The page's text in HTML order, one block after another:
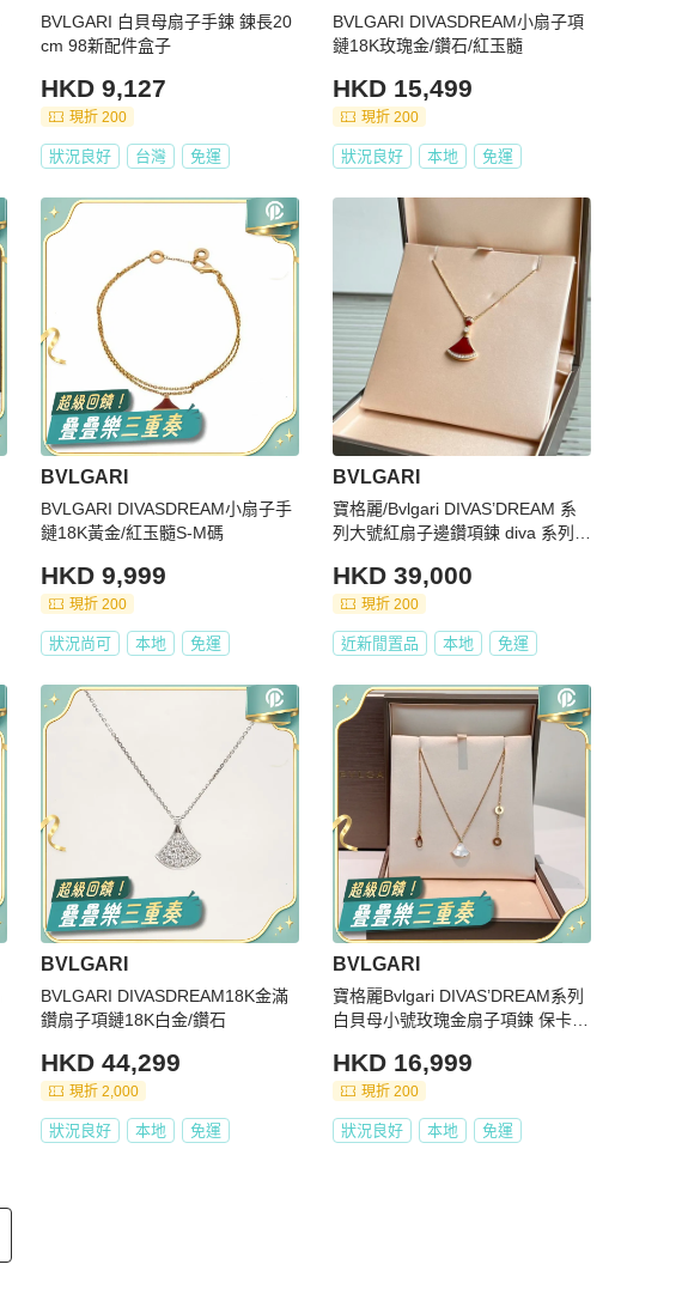
BVLGARI 白貝母扇子手鍊 鍊長20
cm 98新配件盒子
HKD 9,127
現折 200
狀況良好 台灣 免運
BVLGARI DIVASDREAM小扇子項
鏈18K玫瑰金/鑽石/紅玉髓
HKD 15,499
現折 200
狀況良好 本地 免運
BVLGARI
BVLGARI DIVASDREAM小扇子手
鏈18K黃金/紅玉髓S-M碼
HKD 9,999
現折 200
狀況尚可 本地 免運
BVLGARI
寶格麗/Bvlgari DIVAS’DREAM 系
列大號紅扇子邊鑽項鍊 diva 系列，
寸：45-47cm
HKD 39,000
現折 200
近新閒置品 本地 免運
BVLGARI
BVLGARI DIVASDREAM18K金滿
鑽扇子項鏈18K白金/鑽石
HKD 44,299
現折 2,000
狀況良好 本地 免運
BVLGARI
寶格麗Bvlgari DIVAS’DREAM系列
白貝母小號玫瑰金扇子項鍊 保卡盒
HKD 16,999
現折 200
狀況良好 本地 免運